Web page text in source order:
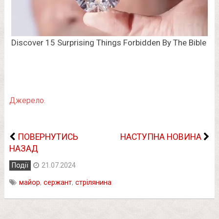
Джерело.
ПОВЕРНУТИСЬ
НАЗАД
НАСТУПНА НОВИНА
Події 21.07.2024
майор, сержант, стрілянина